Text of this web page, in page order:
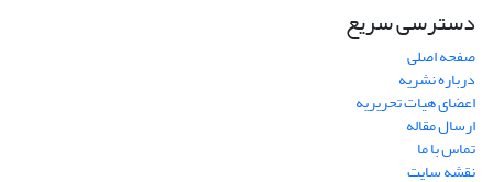
دسترسی سریع
صفحه اصلی
درباره نشریه
اعضای هیات تحریریه
ارسال مقاله
تماس با ما
نقشه سایت